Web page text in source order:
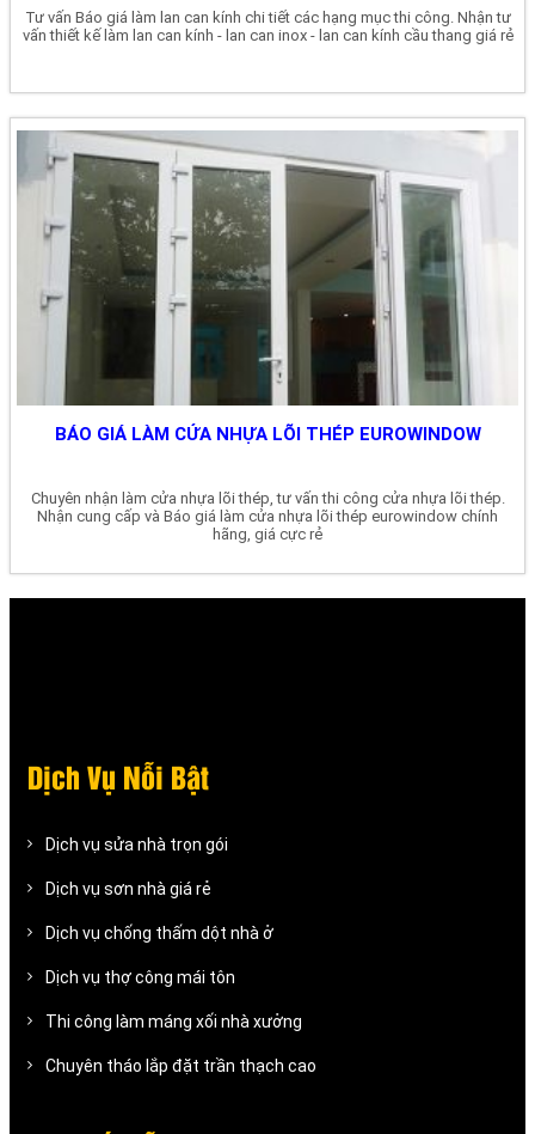
Tư vấn Báo giá làm lan can kính chi tiết các hạng mục thi công. Nhận tư
vấn thiết kế làm lan can kính - lan can inox - lan can kính cầu thang giá rẻ
BÁO GIÁ LÀM CỬA NHỰA LÕI THÉP EUROWINDOW
Chuyên nhận làm cửa nhựa lõi thép, tư vấn thi công cửa nhựa lõi thép.
Nhận cung cấp và Báo giá làm cửa nhựa lõi thép eurowindow chính
hãng, giá cực rẻ
Dịch Vụ Nỗi Bật
Dịch vụ sửa nhà trọn gói
Dịch vụ sơn nhà giá rẻ
Dịch vụ chống thấm dột nhà ở
Dịch vụ thợ công mái tôn
Thi công làm máng xối nhà xưởng
Chuyên tháo lắp đặt trần thạch cao